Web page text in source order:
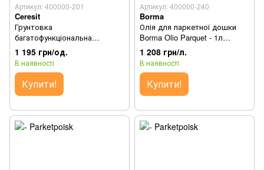
Артикул: 400000-201
Ceresit
Грунтовка
багатофункціональна
висококонцентрована Ceresit
R 766 - (2л.)
1 195 грн/од.
В наявності
Купити!
Артикул: 400000-240
Borma
Олія для паркетної дошки
Borma Olio Parquet - 1л
відлив
1 208 грн/л.
В наявності
Купити!